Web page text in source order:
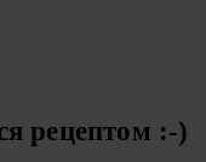
рецептом :-)